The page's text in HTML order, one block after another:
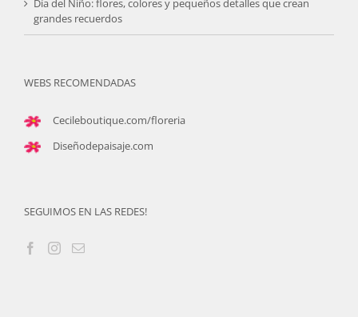
Día del Niño: flores, colores y pequeños detalles que crean
grandes recuerdos
WEBS RECOMENDADAS
Cecileboutique.com/floreria
Diseñodepaisaje.com
SEGUIMOS EN LAS REDES!